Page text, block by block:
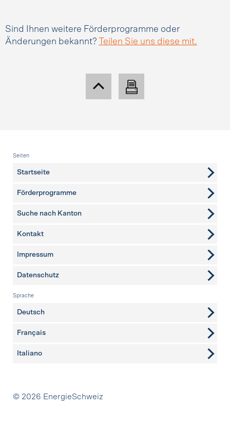
Sind Ihnen weitere Förderprogramme oder
Änderungen bekannt?
Teilen Sie uns diese mit.
Fusszeile
Seiten
Startseite
Förderprogramme
Suche nach Kanton
weitere Seiten
Kontakt
Impressum
Datenschutz
Sprache
Deutsch
Français
Italiano
Partner
© 2026 EnergieSchweiz